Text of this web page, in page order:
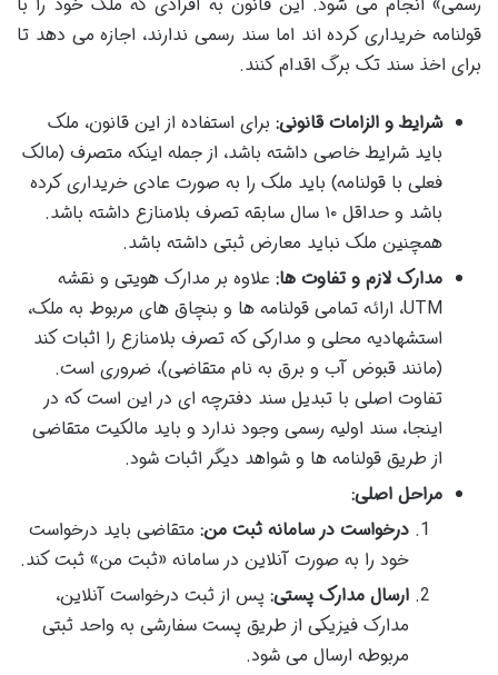
قولنامه خریداری کرده اند اما سند رسمی ندارند، اجازه می دهد تا
برای اخذ سند تک برگ اقدام کنند.
شرایط و الزامات قانونی: برای استفاده از این قانون، ملک
باید شرایط خاصی داشته باشد، از جمله اینکه متصرف (مالک
فعلی با قولنامه) باید ملک را به صورت عادی خریداری کرده
باشد و حداقل ۱۰ سال سابقه تصرف بلامنازع داشته باشد.
همچنین ملک نباید معارض ثبتی داشته باشد.
مدارک لازم و تفاوت ها: علاوه بر مدارک هویتی و نقشه
UTM، ارائه تمامی قولنامه ها و بنچاق های مربوط به ملک،
استشهادیه محلی و مدارکی که تصرف بلامنازع را اثبات کند
(مانند قبوض آب و برق به نام متقاضی)، ضروری است.
تفاوت اصلی با تبدیل سند دفترچه ای در این است که در
اینجا، سند اولیه رسمی وجود ندارد و باید مالکیت متقاضی
از طریق قولنامه ها و شواهد دیگر اثبات شود.
مراحل اصلی:
درخواست در سامانه ثبت من: متقاضی باید درخواست
خود را به صورت آنلاین در سامانه «ثبت من» ثبت کند.
ارسال مدارک پستی: پس از ثبت درخواست آنلاین،
مدارک فیزیکی از طریق پست سفارشی به واحد ثبتی
مربوطه ارسال می شود.